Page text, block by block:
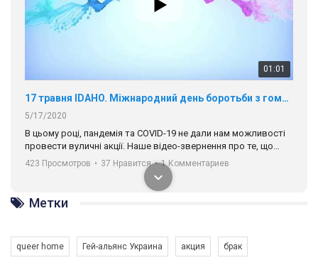
01:01
17 травня IDAHO. Міжнародний день боротьби з гомофобією трансфобією і біфобія.
5/17/2020
В цьому році, пандемія та COVІD-19 не дали нам можливості
провести вуличні акції. Наше відео-звернення про те, що
навіть коли ми у різних містах та не можемо зустрінеться, ми
разом. Ми закликаємо всіх хто поділяє цінності рівності та
солідарності, приєднатися до нас. Регіональні підрозділи
ГАУ є в 16 областях України.
Разом наш голос лунає гучніше!
423 Просмотров • 37 Нравится • 1 Комментариев
Метки
queer home Гей-альянс Украина акция брак